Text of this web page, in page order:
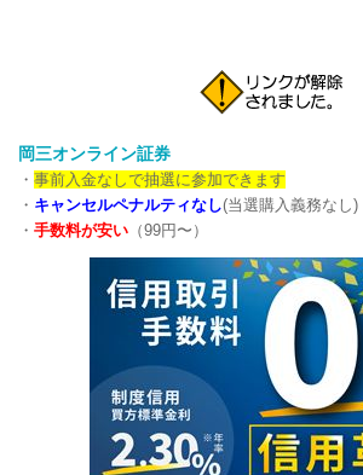
岡三オンライン証券
・ 事前入金なしで抽選に参加できます
・ キャンセルペナルティなし(当選購入義務なし)
・ 手数料が安い （99円〜）